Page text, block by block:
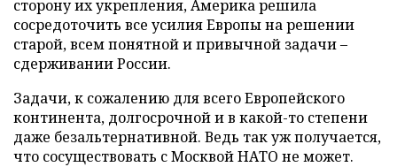
сторону их укрепления, Америка решила
сосредоточить все усилия Европы на решении
старой, всем понятной и привычной задачи –
сдерживании России.
Задачи, к сожалению для всего Европейского
континента, долгосрочной и в какой-то степени
даже безальтернативной. Ведь так уж получается,
что сосуществовать с Москвой НАТО не может.